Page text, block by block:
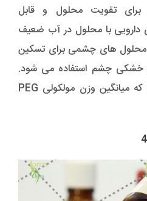
برای تقویت محلول و قابل
دارویی با محلول در آب ضعیف
محلول های چشمی برای تسکین
خشکی چشم استفاده می شود.
PEG 400 نشان می دهد که میانگین وزن مولکولی PEG